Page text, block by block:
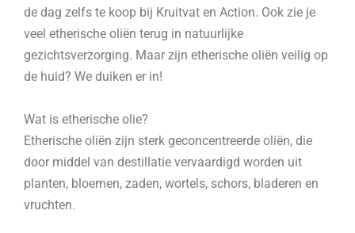
de dag zelfs te koop bij Kruitvat en Action. Ook zie je
veel etherische oliën terug in natuurlijke
gezichtsverzorging. Maar zijn etherische oliën veilig op
de huid? We duiken er in!
Wat is etherische olie?
Etherische oliën zijn sterk geconcentreerde oliën, die
door middel van destillatie vervaardigd worden uit
planten, bloemen, zaden, wortels, schors, bladeren en
vruchten.